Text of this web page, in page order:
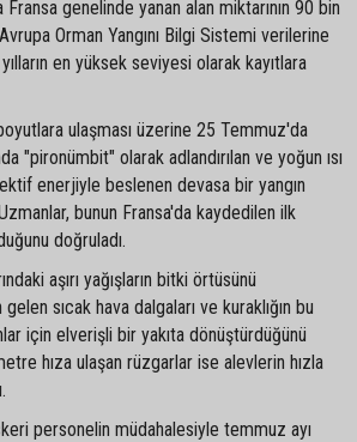
genelinde yanan alan miktarının 90 bin
Orman Yangını Bilgi Sistemi verilerine
en yüksek seviyesi olarak kayıtlara
boyutlara ulaşması üzerine 25 Temmuz'da
"pironümbit" olarak adlandırılan ve yoğun ısı
enerjiyle beslenen devasa bir yangın
bunun Fransa'da kaydedilen ilk
doğruladı.
aşırı yağışların bitki örtüsünü
sıcak hava dalgaları ve kuraklığın bu
için elverişli bir yakıta dönüştürdüğünü
hıza ulaşan rüzgarlar ise alevlerin hızla
personelin müdahalesiyle temmuz ayı